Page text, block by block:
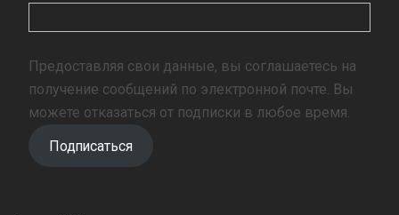
Предоставляя свои данные, вы соглашаетесь на
получение сообщений по электронной почте. Вы
можете отказаться от подписки в любое время.
Подписаться